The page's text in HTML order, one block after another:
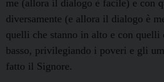
me (allora il dialogo è facile) e con
diversamente (e allora il dialogo è
quelli che stanno in alto e con quelli
basso, privilegiando i poveri e gli
fatto il Signore.